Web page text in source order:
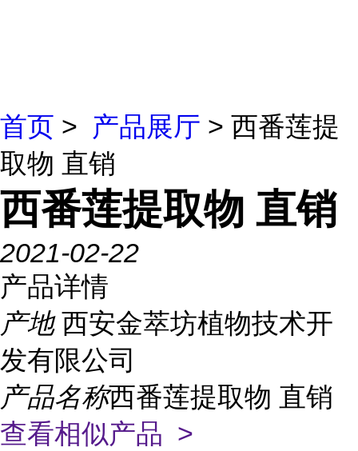
首页 > 产品展厅 > 西番莲提
取物 直销
西番莲提取物 直销
2021-02-22
产品详情
产地 西安金萃坊植物技术开
发有限公司
产品名称西番莲提取物 直销
查看相似产品 >